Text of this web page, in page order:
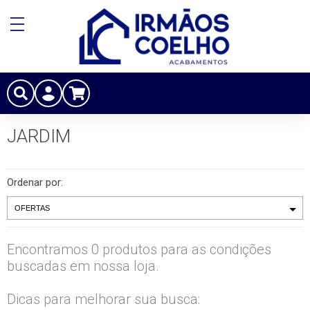
JARDIM
Ordenar por:
Encontramos 0 produtos para as condições
buscadas em nossa loja.
Dicas para melhorar sua busca: